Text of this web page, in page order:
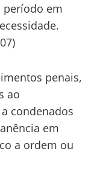
período em
penais,
ao
condenados
em
a ordem ou